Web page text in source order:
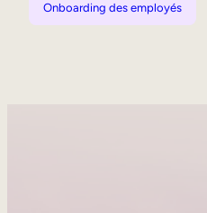
Onboarding des employés